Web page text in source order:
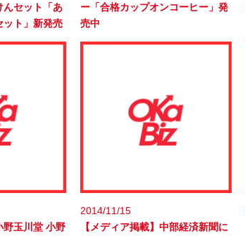
んセット「あ
ット」新発売
ー「合格カップオンコーヒー」発
売中
野玉川堂 小野
2014/11/15
【メディア掲載】中部経済新聞に